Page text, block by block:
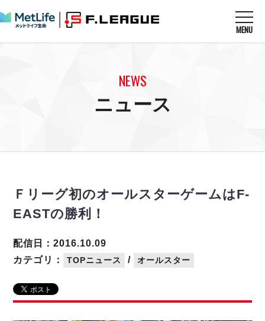
MENU
U-23選抜
メディア情報
フットサル日本代表
戦績表
警告・退場・出場停止選手
個人ランキング｜ゴール
個人ランキング｜シュート
個人ランキング｜シュート成功率
メットライフ生命Ｆ２リーグ
エスポラーダ北海道
バルドラール浦安
しながわシティ
立川アスレティックFC
ペスカドーラ町田
湘南ベルマーレ
アリーナ情報
リーグ概要 ABOUT US
リーグ概要
過去の記録 ARCHIVE
NEWS
ニュース
Ｆリーグ初のオールスターゲームはF-
EASTの勝利！
カテゴリ： TOPニュース / オールスター
配信日：2016.10.09